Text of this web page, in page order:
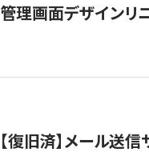
管理画面デザインリ
【復旧済】メール送